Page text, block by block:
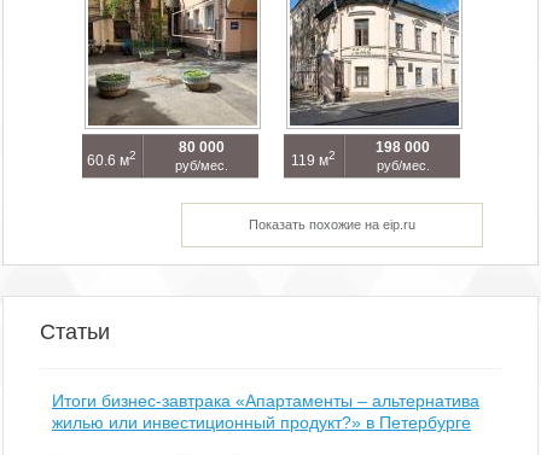
60.6 м2 80 000
руб/мес. 119 м2 198 000
руб/мес.
Показать похожие на eip.ru
Статьи
Итоги бизнес-завтрака «Апартаменты – альтернатива
жилью или инвестиционный продукт?» в Петербурге